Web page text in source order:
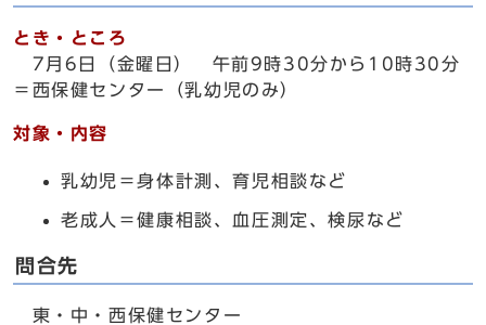
とき・ところ
7月6日（金曜日） 午前9時30分から10時30分
＝西保健センター（乳幼児のみ）
対象・内容
乳幼児＝身体計測、育児相談など
老成人＝健康相談、血圧測定、検尿など
問合先
東・中・西保健センター